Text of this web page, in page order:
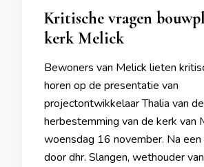
Kritische vragen
kerk Melick
Bewoners van Melick lieten
horen op de presentatie van
projectontwikkelaar Thalia van de
herbestemming van de kerk van
woensdag 16 november. Na
door dhr. Slangen, wethouder